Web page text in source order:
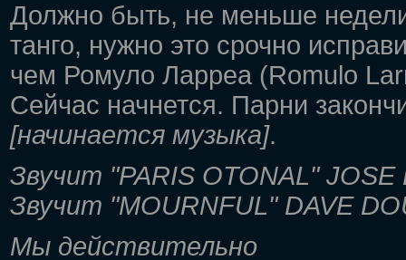
Должно быть, не меньше
танго, нужно это срочно
чем Ромуло Ларреа (Romulo
Сейчас начнется. Парни
[начинается музыка].
Звучит "PARIS OTONAL" JOSE
Звучит "MOURNFUL" DAVE
Мы действительно